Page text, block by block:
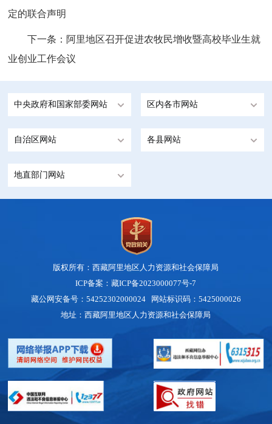
定的联合声明
下一条： 阿里地区召开促进农牧民增收暨高校毕业生就
业创业工作会议
中央政府和国家部委网站 区内各市网站
自治区网站 各县网站
地直部门网站
版权所有：西藏阿里地区人力资源和社会保障局
ICP备案：藏ICP备2023000077号-7
藏公网安备号：54252302000024 网站标识码：5425000026
地址：西藏阿里地区人力资源和社会保障局